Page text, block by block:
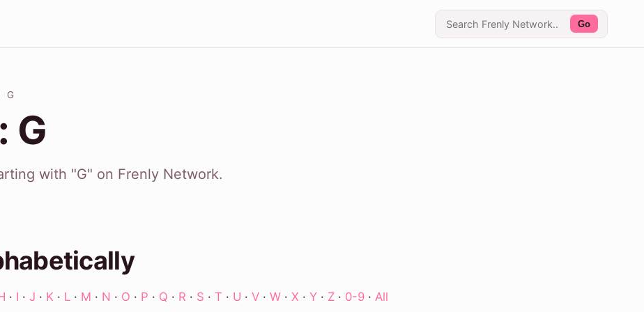
Go
G
G
with "G" on Frenly Network.
· I · J · K · L · M · N · O · P · Q · R · S · T · U · V · W · X · Y · Z · 0-9 · All